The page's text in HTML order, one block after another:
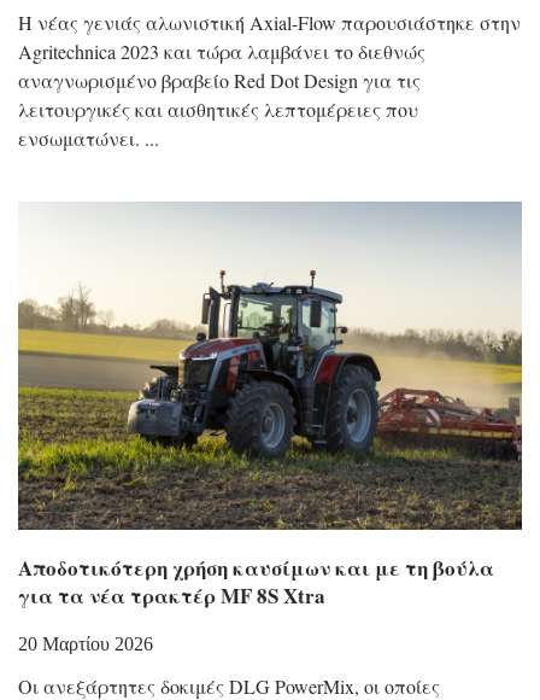
Η νέας γενιάς αλωνιστική Axial-Flow παρουσιάστηκε στην
Agritechnica 2023 και τώρα λαμβάνει το διεθνώς
αναγνωρισμένο βραβείο Red Dot Design για τις
λειτουργικές και αισθητικές λεπτομέρειες που
ενσωματώνει.
Αποδοτικότερη χρήση καυσίμων και με τη βούλα
για τα νέα τρακτέρ MF 8S Xtra
20 Μαρτίου 2026
Οι ανεξάρτητες δοκιμές DLG PowerMix, οι οποίες